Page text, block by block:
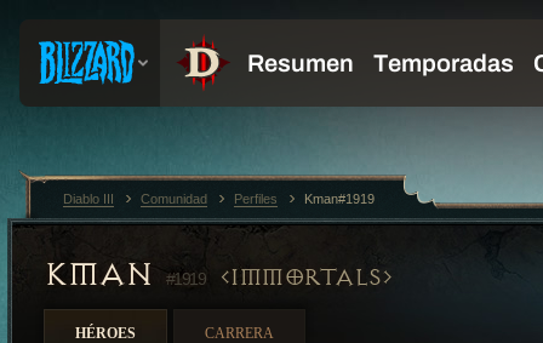
KMAN #1919 IMMORTALS
HÉROES CARRERA
Diablo III Comunidad Perfiles Kman#1919